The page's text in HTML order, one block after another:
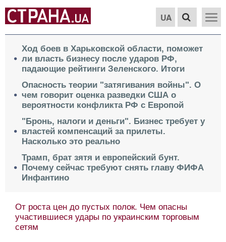
UA
Ход боев в Харьковской области, поможет
ли власть бизнесу после ударов РФ,
падающие рейтинги Зеленского. Итоги
Опасность теории "затягивания войны". О
чем говорит оценка разведки США о
вероятности конфликта РФ с Европой
"Бронь, налоги и деньги". Бизнес требует у
властей компенсаций за прилеты.
Насколько это реально
Трамп, брат зятя и европейский бунт.
Почему сейчас требуют снять главу ФИФА
Инфантино
От роста цен до пустых полок. Чем опасны
участившиеся удары по украинским торговым
сетям